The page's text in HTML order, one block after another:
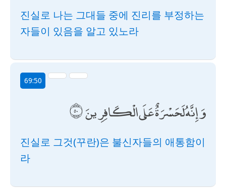
진실로 나는 그대들 중에 진리를 부정하는
자들이 있음을 알고 있노라
69:50
وَإِنَّهُ لَحَسْرَةٌ عَلَى الْكَافِرِينَ
진실로 그것(꾸란)은 불신자들의 애통함이
라